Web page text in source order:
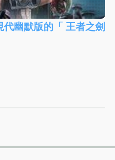
代幽默版的「 王者之劍